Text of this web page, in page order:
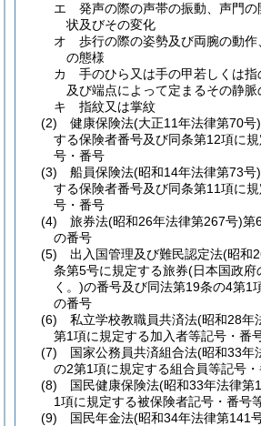
エ
発声の際の声帯の振動、声門
状及びその変化
オ
歩行の際の姿勢及び両腕の動
の態様
カ
手のひら又は手の甲若しくは
及び端点によって定まるその静脈
キ
指紋又は掌紋
(2)
健康保険法(大正11年法律第70号)
する保険者番号及び同条第12項に
号・番号
(3)
船員保険法(昭和14年法律第73号)
する保険者番号及び同条第11項に
号・番号
(4)
旅券法(昭和26年法律第267号)第
の番号
(5)
出入国管理及び難民認定法(昭和
条第5号に規定する旅券(日本国政府
く。)の番号及び同法第19条の4第1
の番号
(6)
私立学校教職員共済法(昭和28年
第1項に規定する加入者等記号・番
(7)
国家公務員共済組合法(昭和33年
の2第1項に規定する組合員等記号
(8)
国民健康保険法(昭和33年法律第
1項に規定する被保険者記号・番号
(9)
国民年金法(昭和34年法律第141